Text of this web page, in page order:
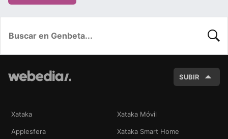
SUBIR
Xataka Xataka Móvil
Applesfera Xataka Smart Home